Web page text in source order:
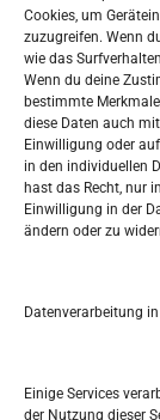
Cookies, um
zuzugreifen. Wenn
wie das
Wenn du deine
bestimmte
diese Daten auch
Einwilligung oder
in den individuellen
hast das Recht, nur
Einwilligung in der
ändern oder zu
Datenverarbeitung
Einige Services
der Nutzung dieser
Oglašavanje /
Tko je
Pretražite
S
e
a
h
M D